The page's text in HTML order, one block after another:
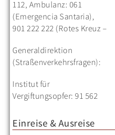
112, Ambulanz: 061
(Emergencia Santaria),
901 222 222 (Rotes Kreuz –
Civil), 091 (Policia
Nacional), 092 (Guardia
Generaldirektion
(Straßenverkehrsfragen):
Institut für
Vergiftungsopfer: 91 562
Einreise & Ausreise